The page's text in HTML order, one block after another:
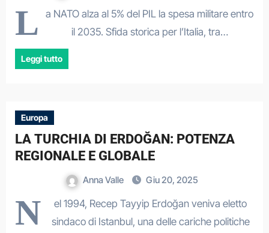
L
a NATO alza al 5% del PIL la spesa militare entro
il 2035. Sfida storica per l’Italia, tra…
Leggi tutto
Europa
LA TURCHIA DI ERDOĞAN: POTENZA
REGIONALE E GLOBALE
Anna Valle Giu 20, 2025
N
el 1994, Recep Tayyip Erdoğan veniva eletto
sindaco di Istanbul, una delle cariche politiche